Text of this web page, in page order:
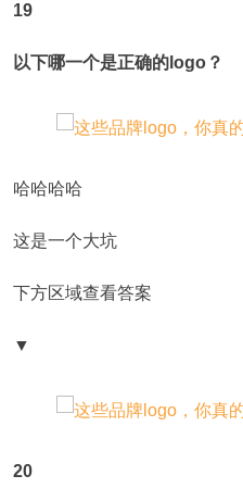
19
以下哪一个是正确的logo？
哈哈哈哈
这是一个大坑
下方区域查看答案
▼
20